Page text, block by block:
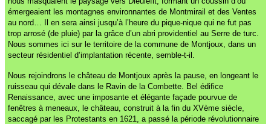
émergeaient les montagnes environnantes de Montmirail et des Ventes
au nord… Il en sera ainsi jusqu’à l’heure du pique-nique qui ne fut pas
trop arrosé (de pluie) par la grâce d’un abri providentiel au Serre de turc.
Nous sommes ici sur le territoire de la commune de Montjoux, dans un
secteur résidentiel d’implantation récente, semble-t-il.
Nous rejoindrons le château de Montjoux après la pause, en longeant le
ruisseau qui dévale dans le Ravin de la Combette. Bel édifice
Renaissance, avec une imposante et élégante façade pourvue de
fenêtres à meneaux, le château, construit à la fin du XVème siècle,
saccagé par les Protestants en 1621, a passé la période révolutionnaire